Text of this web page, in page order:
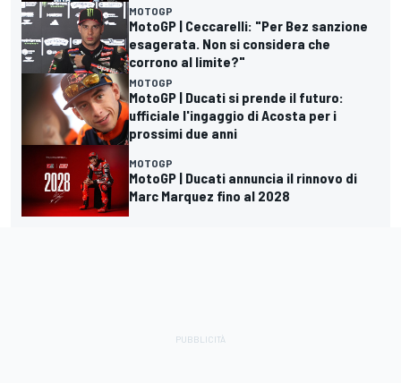
MOTOGP
MotoGP | Ceccarelli: "Per Bez sanzione
esagerata. Non si considera che
corrono al limite?"
MOTOGP
MotoGP | Ducati si prende il futuro:
ufficiale l'ingaggio di Acosta per i
prossimi due anni
MOTOGP
MotoGP | Ducati annuncia il rinnovo di
Marc Marquez fino al 2028